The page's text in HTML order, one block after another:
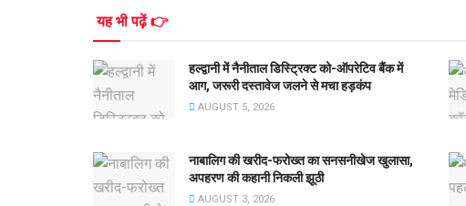
यह भी पढ़ें 👉
हल्द्वानी में नैनीताल डिस्ट्रिक्ट को-ऑपरेटिव बैंक में
आग, जरूरी दस्तावेज जलने से मचा हड़कंप
AUGUST 5, 2026
नाबालिग की खरीद-फरोख्त का सनसनीखेज खुलासा,
अपहरण की कहानी निकली झूठी
AUGUST 3, 2026